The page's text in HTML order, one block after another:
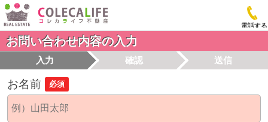
電話する
お問い合わせ内容の入力
入力 確認 送信
お名前 必須